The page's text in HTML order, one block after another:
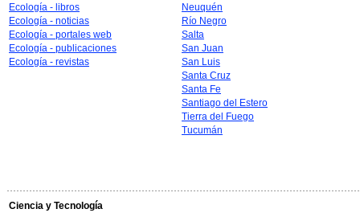
Ecología - libros
Ecología - noticias
Ecología - portales web
Ecología - publicaciones
Ecología - revistas
Neuquén
Río Negro
Salta
San Juan
San Luis
Santa Cruz
Santa Fe
Santiago del Estero
Tierra del Fuego
Tucumán
Ciencia y Tecnología